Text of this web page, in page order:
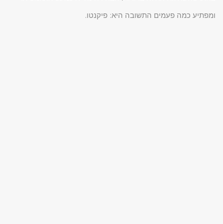
ומפתיע כמה פעמים התשובה היא: פיקנטו.